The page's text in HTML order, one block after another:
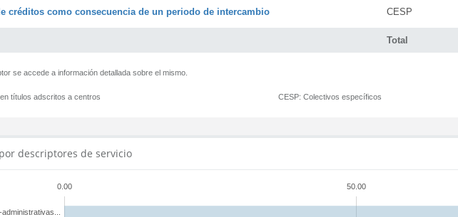
Total
créditos como consecuencia de un periodo de intercambio CESP
se accede a información detallada sobre el mismo.
títulos adscritos a centros CESP: Colectivos específicos
descriptores de servicio
0.00 50.00